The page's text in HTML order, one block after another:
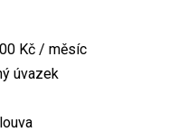
Kč / měsíc
úvazek